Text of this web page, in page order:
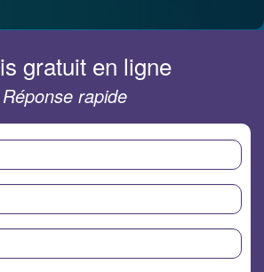
gratuit en ligne
Réponse rapide